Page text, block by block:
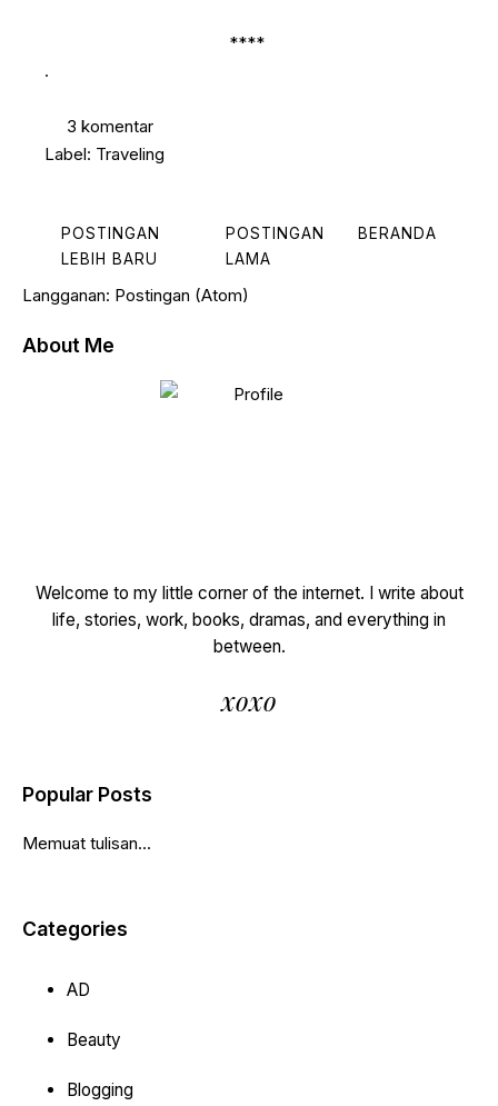
****
.
3 komentar
Label: Traveling
POSTINGAN
LEBIH BARU
POSTINGAN
LAMA
BERANDA
Langganan: Postingan (Atom)
About Me
Welcome to my little corner of the internet. I write about
life, stories, work, books, dramas, and everything in
between.
xoxo
Popular Posts
Memuat tulisan...
Categories
AD
Beauty
Blogging